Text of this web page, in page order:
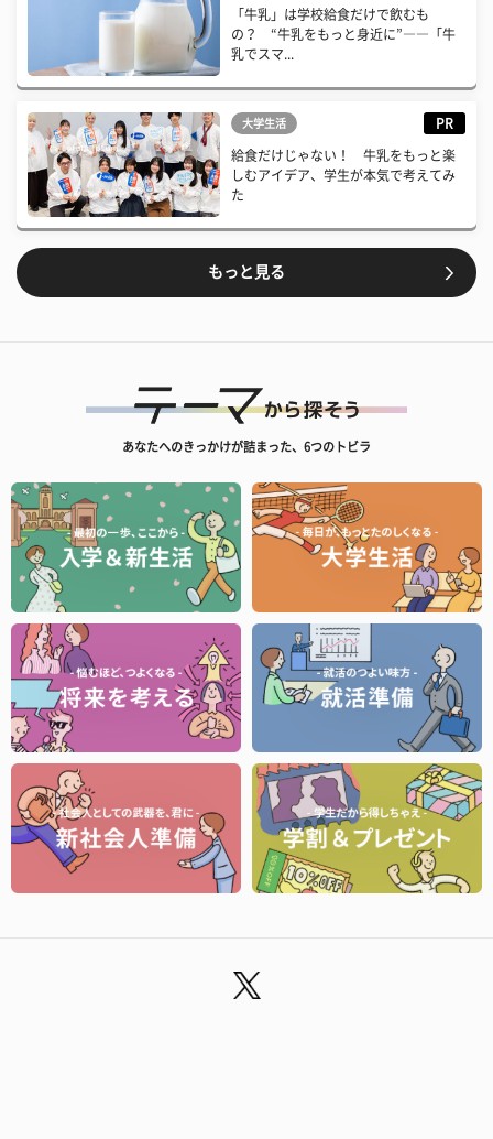
「牛乳」は学校給食だけで飲むも
の？ “牛乳をもっと身近に”――「牛
乳でスマ...
大学生活 PR
給食だけじゃない！ 牛乳をもっと楽
しむアイデア、学生が本気で考えてみ
た
もっと見る
あなたへのきっかけが詰まった、6つのトビラ